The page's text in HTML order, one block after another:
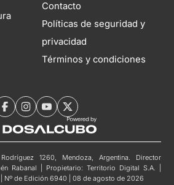
Contacto
Políticas de seguridad y
privacidad
Términos y condiciones
1260, Mendoza, Argentina. Director
Rabanal | Propietario: Territorio Digital S.A. |
| Nº de Edición 6940 | 08 de agosto de 2026